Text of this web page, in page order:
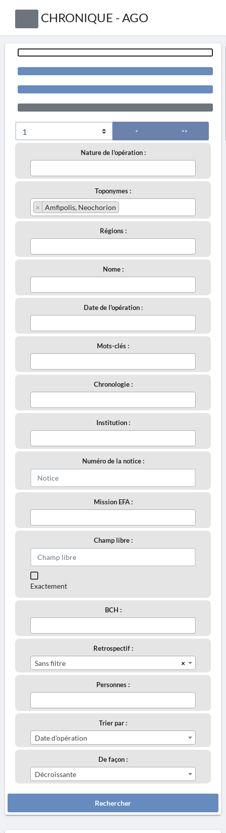
CHRONIQUE - AGO
> >>
Nature de l'opération :
Toponymes :
× Amfipolis, Neochorion
Régions :
Nome :
Date de l'opération :
Mots-clés :
Chronologie :
Institution :
Numéro de la notice :
Mission EFA :
Champ libre :
Exactement
BCH :
Retrospectif :
×
Sans filtre
Personnes :
Trier par :
Date d'opération
De façon :
Décroissante
Rechercher